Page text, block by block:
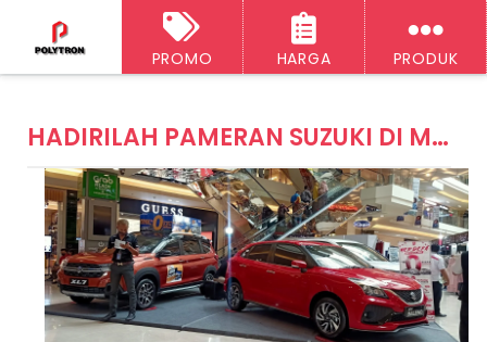
PROMO HARGA PRODUK
HADIRILAH PAMERAN SUZUKI DI MALL PARAGON SEMARANG
ti
k
e
l
S
e
a
n